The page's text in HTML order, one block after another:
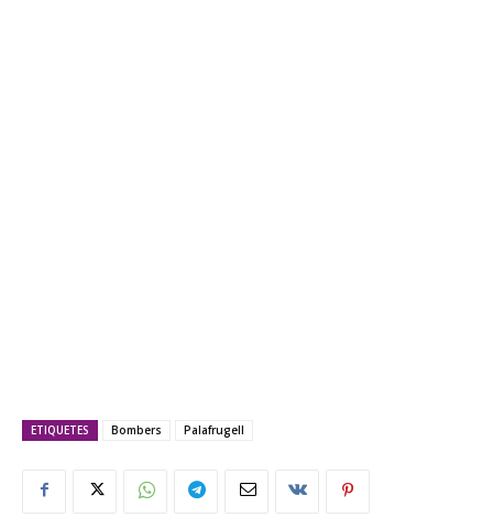
ETIQUETES Bombers Palafrugell